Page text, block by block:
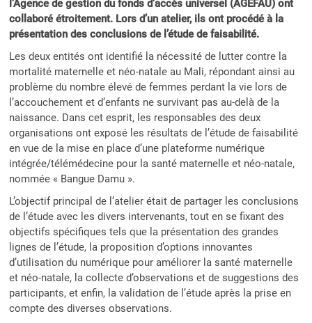
l’Agence de gestion du fonds d’accès universel (AGEFAU) ont
collaboré étroitement. Lors d’un atelier, ils ont procédé à la
présentation des conclusions de l’étude de faisabilité.
Les deux entités ont identifié la nécessité de lutter contre la
mortalité maternelle et néo-natale au Mali, répondant ainsi au
problème du nombre élevé de femmes perdant la vie lors de
l’accouchement et d’enfants ne survivant pas au-delà de la
naissance. Dans cet esprit, les responsables des deux
organisations ont exposé les résultats de l’étude de faisabilité
en vue de la mise en place d’une plateforme numérique
intégrée/télémédecine pour la santé maternelle et néo-natale,
nommée « Bangue Damu ».
L’objectif principal de l’atelier était de partager les conclusions
de l’étude avec les divers intervenants, tout en se fixant des
objectifs spécifiques tels que la présentation des grandes
lignes de l’étude, la proposition d’options innovantes
d’utilisation du numérique pour améliorer la santé maternelle
et néo-natale, la collecte d’observations et de suggestions des
participants, et enfin, la validation de l’étude après la prise en
compte des diverses observations.